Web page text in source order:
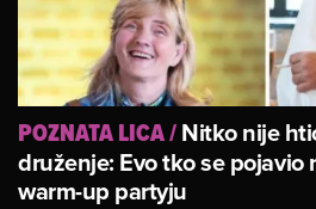
POZNATA LICA/Nitko nije
druženje: Evo tko se pojavio
warm-up partyju